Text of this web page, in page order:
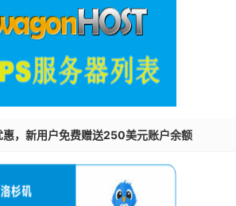
，新用户免费赠送250美元账户余额